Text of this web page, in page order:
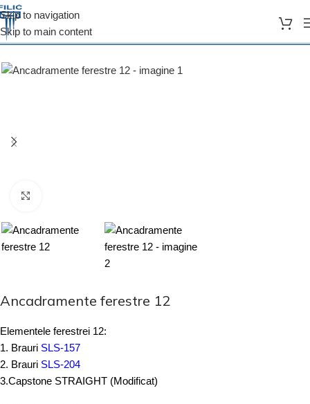
Skip to navigation
Skip to main content
Prima pagină Ancadramente ferestre
Ancadramente ferestre 12
Elementele ferestrei 12:
1. Brauri SLS-157
2. Brauri SLS-204
3.Capstone STRAIGHT (Modificat)